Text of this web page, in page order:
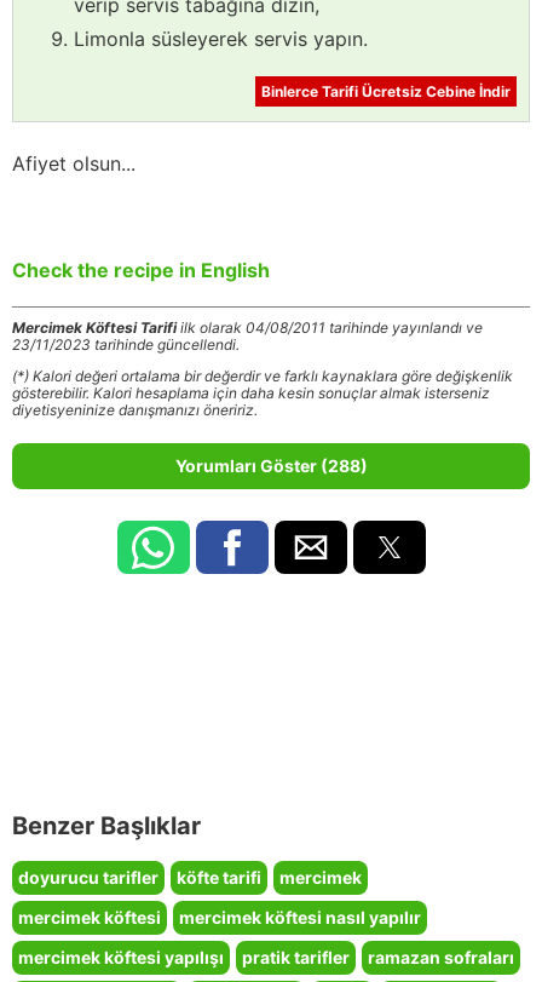
verip servis tabağına dizin,
Limonla süsleyerek servis yapın.
Binlerce Tarifi Ücretsiz Cebine İndir
Afiyet olsun...
Check the recipe in English
Mercimek Köftesi Tarifiilk olarak 04/08/2011 tarihinde yayınlandı ve
23/11/2023 tarihinde güncellendi.
(*) Kalori değeri ortalama bir değerdir ve farklı kaynaklara göre değişkenlik
gösterebilir. Kalori hesaplama için daha kesin sonuçlar almak isterseniz
diyetisyeninize danışmanızı öneririz.
Yorumları Göster (288)
Benzer Başlıklar
doyurucu tarifler köfte tarifi
mercimek
mercimek köftesi
mercimek köftesi nasıl yapılır
mercimek köftesi yapılışı
pratik tarifler
ramazan sofraları